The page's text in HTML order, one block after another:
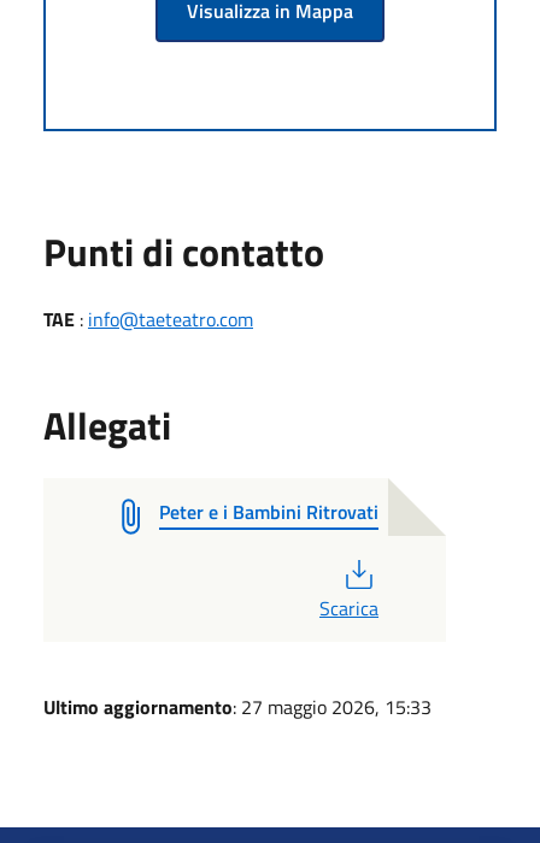
Visualizza in Mappa
Punti di contatto
TAE : info@taeteatro.com
Allegati
Peter e i Bambini Ritrovati
Scarica
Ultimo aggiornamento: 27 maggio 2026, 15:33